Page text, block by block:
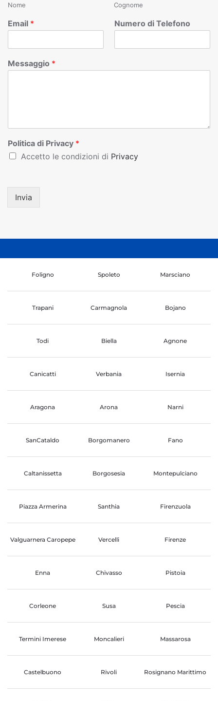
Nome Cognome
Email * Numero di Telefono
Messaggio *
Politica di Privacy *
Accetto le condizioni di Privacy
Invia
Foligno Spoleto Marsciano
Trapani Carmagnola Bojano
Todi Biella Agnone
Canicatti Verbania Isernia
Aragona Arona Narni
SanCataldo Borgomanero Fano
Caltanissetta Borgosesia Montepulciano
Piazza Armerina Santhia Firenzuola
Valguarnera Caropepe Vercelli Firenze
Enna Chivasso Pistoia
Corleone Susa Pescia
Termini Imerese Moncalieri Massarosa
Castelbuono Rivoli Rosignano Marittimo